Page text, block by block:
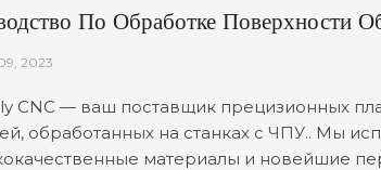
По Обработке Поверхности
Деталей
2023
CNC — ваш поставщик прецизионных
обработанных на станках с ЧПУ.. Мы
материалы и новейшие